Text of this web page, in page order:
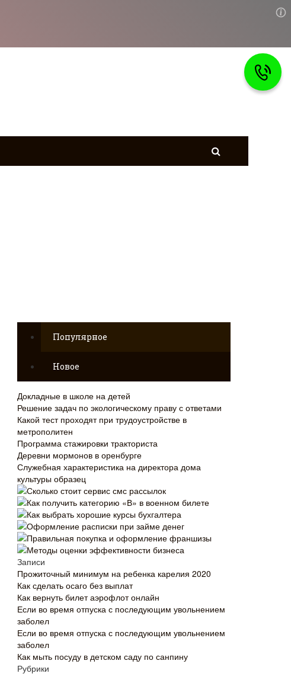
Популярное
Новое
Докладные в школе на детей
Решение задач по экологическому праву с ответами
Какой тест проходят при трудоустройстве в
метрополитен
Программа стажировки тракториста
Деревни мормонов в оренбурге
Служебная характеристика на директора дома
культуры образец
Сколько стоит сервис смс рассылок
Как получить категорию «В» в военном билете
Как выбрать хорошие курсы бухгалтера
Оформление расписки при займе денег
Правильная покупка и оформление франшизы
Методы оценки эффективности бизнеса
Записи
Прожиточный минимум на ребенка карелия 2020
Как сделать осаго без выплат
Как вернуть билет аэрофлот онлайн
Если во время отпуска с последующим увольнением
заболел
Если во время отпуска с последующим увольнением
заболел
Как мыть посуду в детском саду по санпину
Рубрики